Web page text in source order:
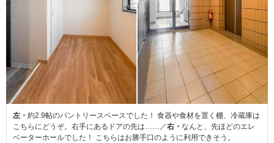
左・ 約2.9帖のパントリースペースでした！ 食器や食材を置く棚、冷蔵庫は
こちらにどうぞ。右手にあるドアの先は……／右・ なんと、先ほどのエレ
ベーターホールでした！ こちらはお勝手口のように利用できそう。